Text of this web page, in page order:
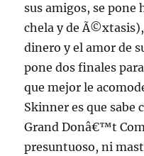
sus amigos, se pone
chela y de
dinero y el amor de
pone dos finales
que mejor le
Skinner es que sabe
Grand Donâ€™t
presuntuoso, ni